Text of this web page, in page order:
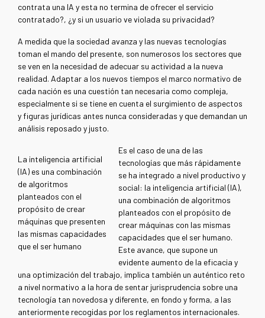
contrata una IA y esta no termina de ofrecer el servicio
contratado?, ¿y si un usuario ve violada su privacidad?
A medida que la sociedad avanza y las nuevas tecnologías
toman el mando del presente, son numerosos los sectores que
se ven en la necesidad de adecuar su actividad a la nueva
realidad. Adaptar a los nuevos tiempos el marco normativo de
cada nación es una cuestión tan necesaria como compleja,
especialmente si se tiene en cuenta el surgimiento de aspectos
y figuras jurídicas antes nunca consideradas y que demandan un
análisis reposado y justo.
La inteligencia artificial
(IA) es una combinación
de algoritmos
planteados con el
propósito de crear
máquinas que presenten
las mismas capacidades
que el ser humano
Es el caso de una de las
tecnologías que más rápidamente
se ha integrado a nivel productivo y
social: la inteligencia artificial (IA),
una combinación de algoritmos
planteados con el propósito de
crear máquinas con las mismas
capacidades que el ser humano.
Este avance, que supone un
evidente aumento de la eficacia y
una optimización del trabajo, implica también un auténtico reto
a nivel normativo a la hora de sentar jurisprudencia sobre una
tecnología tan novedosa y diferente, en fondo y forma, a las
anteriormente recogidas por los reglamentos internacionales.